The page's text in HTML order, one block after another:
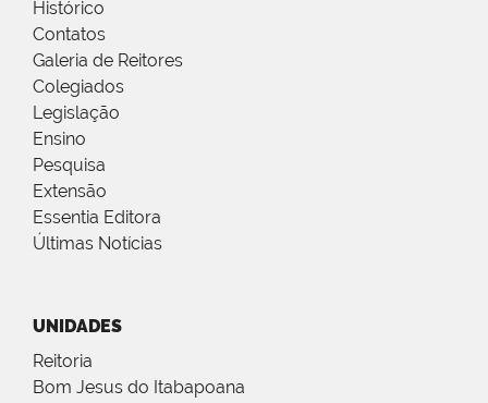
Histórico
Contatos
Galeria de Reitores
Colegiados
Legislação
Ensino
Pesquisa
Extensão
Essentia Editora
Últimas Notícias
UNIDADES
Reitoria
Bom Jesus do Itabapoana